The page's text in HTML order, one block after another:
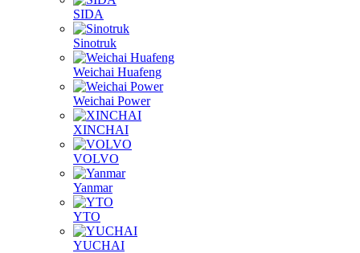
QUANCHAI
SFH/IVECO
Shanghai
SIDA
Sinotruk
Weichai Huafeng
Weichai Power
XINCHAI
VOLVO